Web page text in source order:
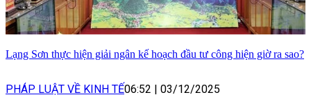
Lạng Sơn thực hiện giải ngân kế hoạch đầu tư công hiện giờ ra sao?
PHÁP LUẬT VỀ KINH TẾ06:52 | 03/12/2025